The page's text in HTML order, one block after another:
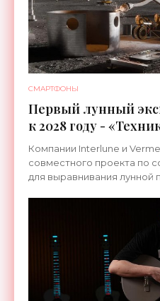
СМАРТФОНЫ
Первый лунный
к 2028 году -
Компании Interlune и
совместного проекта по
для выравнивания лунной